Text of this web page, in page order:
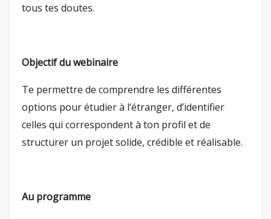
tous tes doutes.
Objectif du webinaire
Te permettre de comprendre les différentes
options pour étudier à l’étranger, d’identifier
celles qui correspondent à ton profil et de
structurer un projet solide, crédible et réalisable.
Au programme